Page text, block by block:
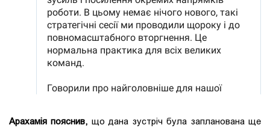
Арахамія пояснив, що дана зустріч була запланована ще